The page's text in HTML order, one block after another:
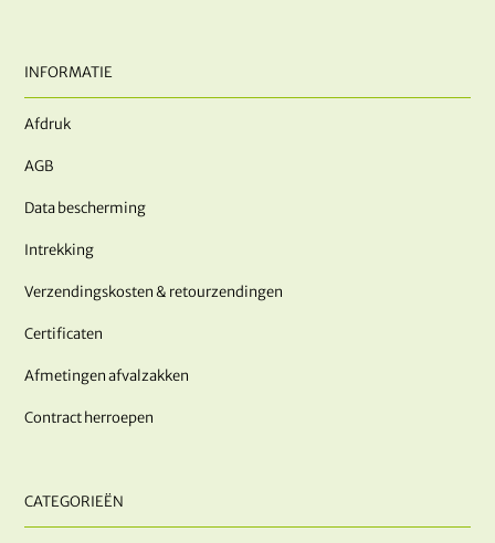
INFORMATIE
Afdruk
AGB
Data bescherming
Intrekking
Verzendingskosten & retourzendingen
Certificaten
Afmetingen afvalzakken
Contract herroepen
CATEGORIEËN